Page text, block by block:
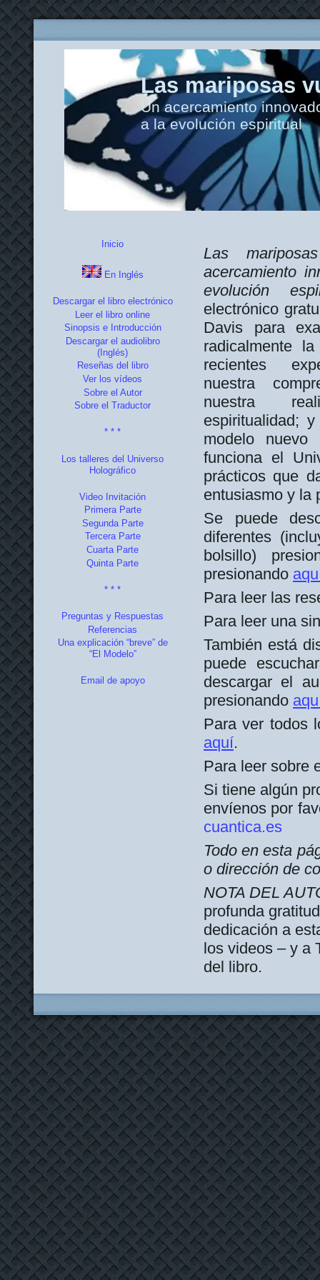
Las mariposas
Un acercamiento
a la evolución espiritual
Inicio
En Inglés
Descargar el libro electrónico
Leer el libro online
Sinopsis e Introducción
Descargar el audiolibro
(Inglés)
Reseñas del libro
Ver los vídeos
Sobre el Autor
Sobre el Traductor
* * *
Los talleres del Universo
Holográfico
Video Invitación
Primera Parte
Segunda Parte
Tercera Parte
Cuarta Parte
Quinta Parte
* * *
Preguntas y Respuestas
Referencias
Una explicación “breve” de
“El Modelo”
Email de apoyo
Las
acercamiento
evolución
electrónico
Davis para
radicalmente
recientes
nuestra
nuestra
espiritualidad;
modelo
funciona el
prácticos que
entusiasmo y la
Se puede
diferentes
bolsillo)
presionando
Para leer las
Para leer una
También está
puede
descargar el
presionando
Para ver todos
aquí.
Para leer sobre
Si tiene algún
envíenos por
cuantica.es
Todo en esta
o dirección de
NOTA DEL
profunda
dedicación a
los videos – y a
del libro.